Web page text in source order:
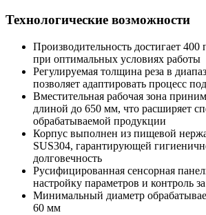
Технологические возможности
Производительность достигает
при оптимальных условиях работы
Регулируемая толщина реза в
позволяет адаптировать процесс
Вместительная рабочая зона
длиной до 650 мм, что расширяет
обрабатываемой продукции
Корпус выполнен из пищевой
SUS304, гарантирующей
долговечность
Русифицированная сенсорная
настройку параметров и контроль
Минимальный диаметр
60 мм